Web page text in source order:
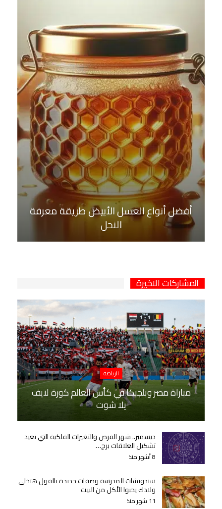
أفضل أنواع العسل الأبيض طريقة معرفة
النحل
المشاركات الاخيرة
الرياضة
مباراة مصر وبلجيكا في كأس العالم كورة لايف
يلا شوت
ديسمبر.. شهر الفرص والتغيرات الفلكية التي تعيد
تشكيل العلاقات برج…
8 أشهر منذ
سندوتشات المدرسة وصفات جديدة بالفول هتخلي
ولادك يحبوا الأكل من البيت
11 شهر منذ